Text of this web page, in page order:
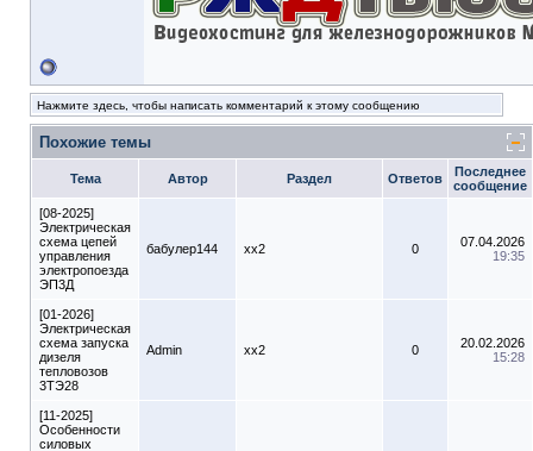
Нажмите здесь, чтобы написать комментарий к этому сообщению
Похожие темы
Тема Автор Раздел Ответов
Последнее
сообщение
[08-2025]
Электрическая
схема цепей
управления
электропоезда
ЭП3Д
бабулер144 xx2 0
07.04.2026
19:35
[01-2026]
Электрическая
схема запуска
дизеля
тепловозов
3ТЭ28
Admin xx2 0
20.02.2026
15:28
[11-2025]
Особенности
силовых